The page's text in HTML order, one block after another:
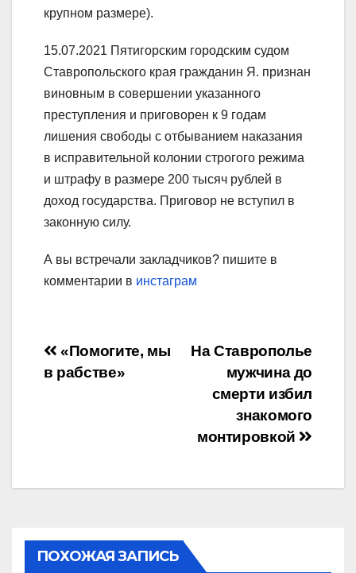
крупном размере).
15.07.2021 Пятигорским городским судом
Ставропольского края гражданин Я. признан
виновным в совершении указанного
преступления и приговорен к 9 годам
лишения свободы с отбыванием наказания
в исправительной колонии строгого режима
и штрафу в размере 200 тысяч рублей в
доход государства. Приговор не вступил в
законную силу.
А вы встречали закладчиков? пишите в
комментарии в инстаграм
Навигация
по
На Ставрополье
мужчина до
смерти избил
знакомого
монтировкой
«Помогите, мы
в рабстве»
ПОХОЖАЯ ЗАПИСЬ